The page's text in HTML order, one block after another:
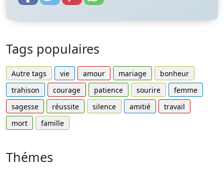
Tags populaires
Autre tags vie amour mariage
bonheur
trahison
courage patience sourire
femme
sagesse
réussite silence amitié
travail
mort
famille
Thémes